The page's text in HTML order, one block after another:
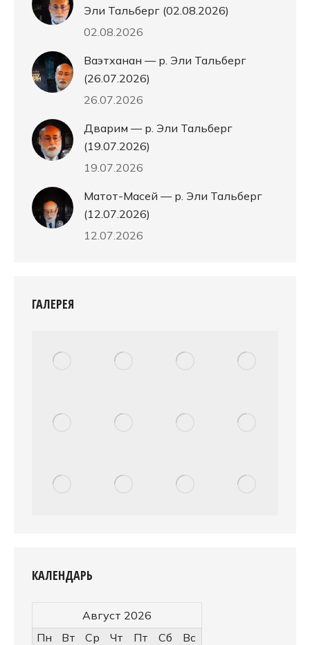
Эли Тальберг (02.08.2026)
02.08.2026
Ваэтханан — р. Эли Тальберг
(26.07.2026)
26.07.2026
Дварим — р. Эли Тальберг
(19.07.2026)
19.07.2026
Матот-Масей — р. Эли Тальберг
(12.07.2026)
12.07.2026
ГАЛЕРЕЯ
КАЛЕНДАРЬ
Август 2026
Пн
Вт Ср Чт Пт Сб
Вс